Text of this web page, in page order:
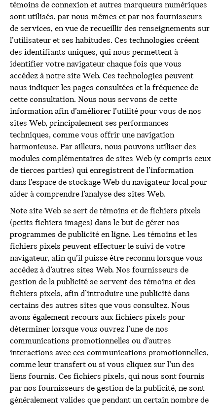
témoins de connexion et autres marqueurs numériques
sont utilisés, par nous-mêmes et par nos fournisseurs
de services, en vue de recueillir des renseignements sur
l’utilisateur et ses habitudes. Ces technologies créent
des identifiants uniques, qui nous permettent à
identifier votre navigateur chaque fois que vous
accédez à notre site Web. Ces technologies peuvent
nous indiquer les pages consultées et la fréquence de
cette consultation. Nous nous servons de cette
information afin d’améliorer l’utilité pour vous de nos
sites Web, principalement ses performances
techniques, comme vous offrir une navigation
harmonieuse. Par ailleurs, nous pouvons utiliser des
modules complémentaires de sites Web (y compris ceux
de tierces parties) qui enregistrent de l’information
dans l’espace de stockage Web du navigateur local pour
aider à comprendre l’analyse des sites Web.
Note site Web se sert de témoins et de fichiers pixels
(petits fichiers images) dans le but de gérer nos
programmes de publicité en ligne. Les témoins et les
fichiers pixels peuvent effectuer le suivi de votre
navigateur, afin qu’il puisse être reconnu lorsque vous
accédez à d’autres sites Web. Nos fournisseurs de
gestion de la publicité se servent des témoins et des
fichiers pixels, afin d’introduire une publicité dans
certains des autres sites que vous consultez. Nous
avons également recours aux fichiers pixels pour
déterminer lorsque vous ouvrez l’une de nos
communications promotionnelles ou d’autres
interactions avec ces communications promotionnelles,
comme leur transfert ou si vous cliquez sur l’un des
liens fournis. Ces fichiers pixels, qui nous sont fournis
par nos fournisseurs de gestion de la publicité, ne sont
généralement valides que pendant un certain nombre de